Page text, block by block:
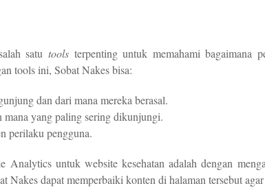
satu tools terpenting untuk memahami bagaimana
tools ini, Sobat Nakes bisa:
dan dari mana mereka berasal.
mana yang paling sering dikunjungi.
perilaku pengguna.
Analytics untuk website kesehatan adalah dengan
Nakes dapat memperbaiki konten di halaman tersebut